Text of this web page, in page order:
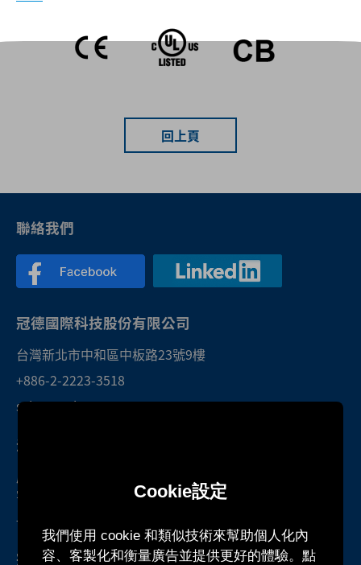
Cookie設定
我們使用 cookie 和類似技術來幫助個人化內
容、客製化和衡量廣告並提供更好的體驗。點
回上頁
聯絡我們
冠德國際科技股份有限公司
台灣新北市中和區中板路23號9樓
+886-2-2223-3518
sales@twktec.com.tw
深圳研發中心暨服務處
廣東省深圳市光明區光明街道東周社區
雲智科技園B1棟1301號房
+86-755-27160388
冠德國際股份有限公司